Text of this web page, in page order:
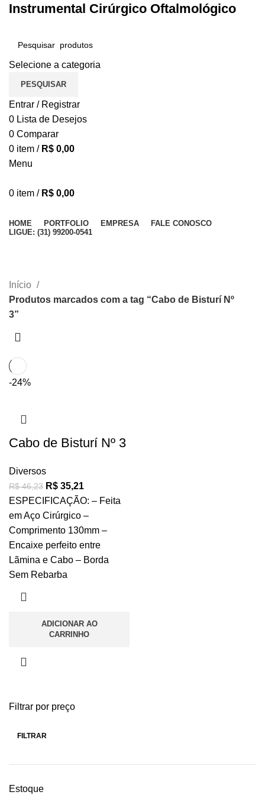
Instrumental Cirúrgico Oftalmológico
Selecione a categoria
PESQUISAR
Entrar / Registrar
0 Lista de Desejos
0 Comparar
0 item / R$ 0,00
Menu
0 item / R$ 0,00
HOME PORTFOLIO EMPRESA
FALE CONOSCO
LIGUE: (31) 99200-0541
CATEGORIAS
Filtrar por preço
FILTRAR
Estoque
Início
Produtos marcados com a tag “Cabo de Bisturí Nº
3”
-24%
Cabo de Bisturí Nº 3
Diversos
R$46,23 R$ 35,21
ESPECIFICAÇÃO: – Feita
em Aço Cirúrgico –
Comprimento 130mm –
Encaixe perfeito entre
Lãmina e Cabo – Borda
Sem Rebarba
ADICIONAR AO
CARRINHO